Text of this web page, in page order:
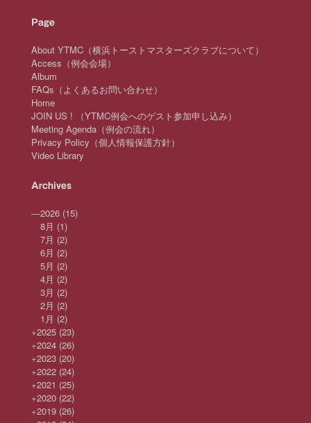
Page
About YTMC（横浜トーストマスターズクラブについて）
Access（例会会場）
Album
FAQs（よくあるお問い合わせ）
Home
JOIN US ! （YTMC例会へのゲスト参加申し込み）
Meeting Agenda（例会の流れ）
Privacy Policy（個人情報保護方針）
Video Library
Archives
—2026 (15)
8月 (1)
7月 (2)
6月 (2)
5月 (2)
4月 (2)
3月 (2)
2月 (2)
1月 (2)
+2025 (23)
+2024 (26)
+2023 (20)
+2022 (24)
+2021 (25)
+2020 (22)
+2019 (26)